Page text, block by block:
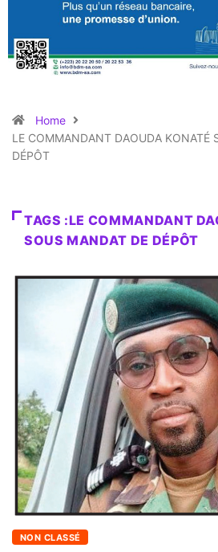
Home
LE COMMANDANT DAOUDA KONATÉ
DÉPÔT
TAGS :LE COMMANDANT
SOUS MANDAT DE DÉPÔT
NON CLASSÉ